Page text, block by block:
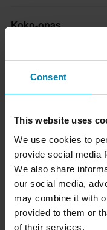
Consent
This website uses
We use cookies to
provide social media
We also share
our social media,
may combine it with
provided to them or
of their services.
kevyestä HPFC-
lujuutta ja mukavuutta
naarmuuntumista
Max Vision -
laskettava aurinkovisiiri
Ominaisuudet:
• Muunneltava 180º
käytettäväksi
• Ultra-kevyt HPFC-
mukavuutta
• Leveä
sisältyy
Väri
Kypäräpuhelin
Valmisteltu
Tuotteen Paino
1600
Koko-opas
Toimitus ja palautus
Nopeat toimitukset
Teemme aina
tuotteet
Alin hintatakuu
Pyrimme pitämään yllä
paremman hinnan
Hintatakuumme on
Kysymyksiä